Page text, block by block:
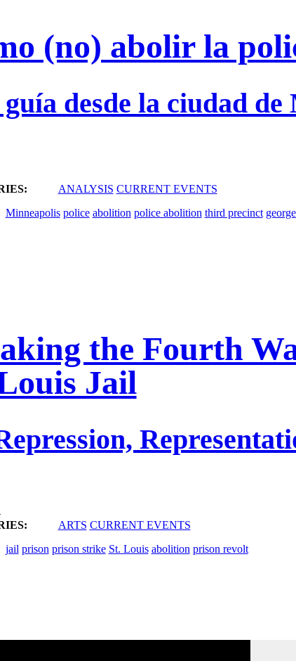
(no) abolir la
desde la ciudad
ANALYSIS CURRENT EVENTS
Minneapolis police abolition police abolition third precinct
the Fourth
Jail
ARTS CURRENT EVENTS
jail prison prison strike St. Louis abolition prison revolt